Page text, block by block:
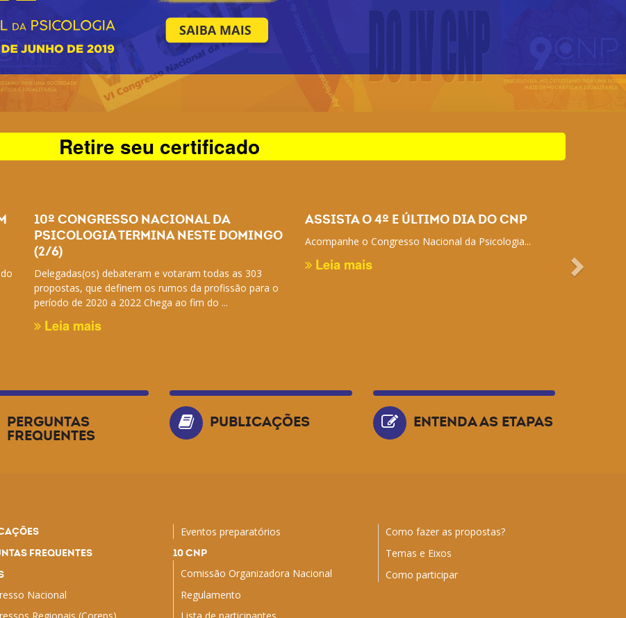
Retire seu certificado
10º CONGRESSO NACIONAL DA
PSICOLOGIA TERMINA NESTE DOMINGO
(2/6)
Delegadas(os) debateram e votaram todas as 303
propostas, que definem os rumos da profissão para o
período de 2020 a 2022 Chega ao fim do ...
Leia mais
ASSISTA O 4º E ÚLTIMO DIA DO CNP
Acompanhe o Congresso Nacional da Psicologia...
Leia mais
PERGUNTAS
FREQUENTES
PUBLICAÇÕES ENTENDA AS ETAPAS
FREQUENTES
Nacional
Eventos preparatórios
10 CNP
Comissão Organizadora Nacional
Regulamento
Como fazer as propostas?
Temas e Eixos
Como participar